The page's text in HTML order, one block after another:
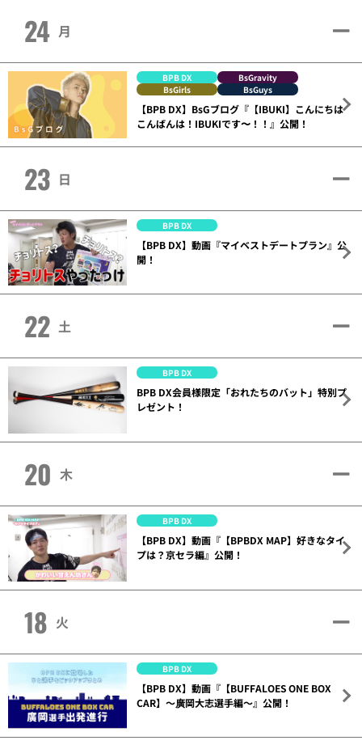
24 月
BPB DX
BsGravity
BsGirls
BsGuys
【BPB DX】BsGブログ『【IBUKI】こんにちは
こんばんは！IBUKIです〜！！』公開！
23 日
BPB DX
【BPB DX】動画『マイベストデートプラン』公
開！
22 土
BPB DX
BPB DX会員様限定「おれたちのバット」特別プ
レゼント！
20 木
BPB DX
【BPB DX】動画『【BPBDX MAP】好きなタイ
プは？京セラ編』公開！
18 火
BPB DX
【BPB DX】動画『【BUFFALOES ONE BOX
CAR】～廣岡大志選手編～』公開！